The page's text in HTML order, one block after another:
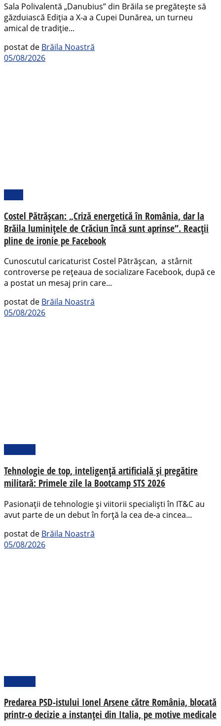
Sala Polivalentă „Danubius” din Brăila se pregătește să
găzduiască Ediția a X-a a Cupei Dunărea, un turneu
amical de tradiție...
postat de Brăila Noastră
05/08/2026
Costel Pătrășcan: „Criză energetică în România, dar la
Brăila luminițele de Crăciun încă sunt aprinse”. Reacții
pline de ironie pe Facebook
Cunoscutul caricaturist Costel Pătrășcan, a stârnit
controverse pe rețeaua de socializare Facebook, după ce
a postat un mesaj prin care...
postat de Brăila Noastră
05/08/2026
Tehnologie de top, inteligență artificială și pregătire
militară: Primele zile la Bootcamp STS 2026
Pasionații de tehnologie și viitorii specialiști în IT&C au
avut parte de un debut în forță la cea de-a cincea...
postat de Brăila Noastră
05/08/2026
Predarea PSD-istului Ionel Arsene către România, blocată
printr-o decizie a instanței din Italia, pe motive medicale